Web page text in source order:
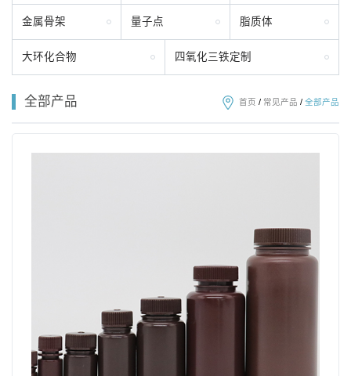
金属骨架 量子点 脂质体
大环化合物 四氧化三铁定制
全部产品 首页 / 常见产品 / 全部产品